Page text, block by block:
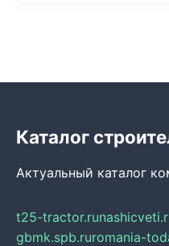
Каталог
Актуальный каталог
t25-tractor.ru
gbmk.spb.ruromania-